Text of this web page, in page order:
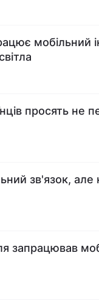
мобільний
просять не
зв'язок, але
запрацював